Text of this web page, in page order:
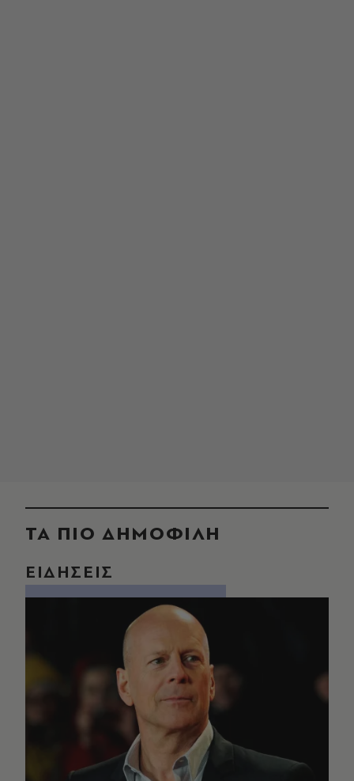
ΤΑ ΠΙΟ ΔΗΜΟΦΙΛΗ
ΕΙΔΗΣΕΙΣ